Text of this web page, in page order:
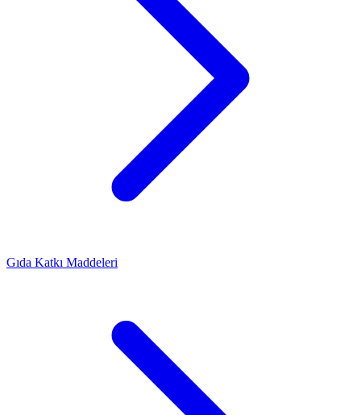
Gıda Katkı Maddeleri